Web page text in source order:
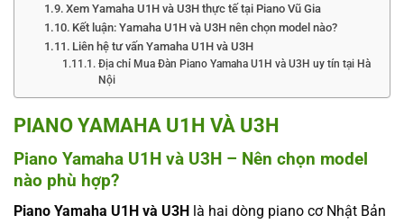
Xem Yamaha U1H và U3H thực tế tại Piano Vũ Gia
Kết luận: Yamaha U1H và U3H nên chọn model nào?
Liên hệ tư vấn Yamaha U1H và U3H
Địa chỉ Mua Đàn Piano Yamaha U1H và U3H uy tín tại Hà
Nội
PIANO YAMAHA U1H VÀ U3H
Piano Yamaha U1H và U3H – Nên chọn model
nào phù hợp?
Piano Yamaha U1H và U3H là hai dòng piano cơ Nhật Bản